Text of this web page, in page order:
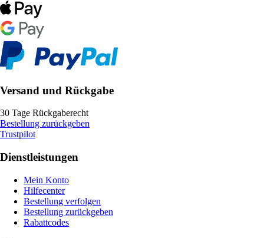
Versand und Rückgabe
30 Tage Rückgaberecht
Bestellung zurückgeben
Trustpilot
Dienstleistungen
Mein Konto
Hilfecenter
Bestellung verfolgen
Bestellung zurückgeben
Rabattcodes